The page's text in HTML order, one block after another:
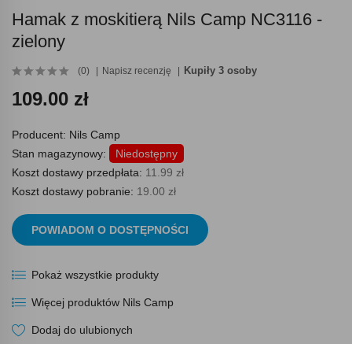
Hamak z moskitierą Nils Camp NC3116 -
zielony
(0) Napisz recenzję Kupiły 3 osoby
109.00 zł
Producent: Nils Camp
Stan magazynowy:
Niedostępny
Koszt dostawy przedpłata: 11.99 zł
Koszt dostawy pobranie: 19.00 zł
POWIADOM O DOSTĘPNOŚCI
Pokaż wszystkie produkty
Więcej produktów Nils Camp
Dodaj do ulubionych